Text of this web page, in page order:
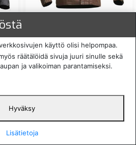
TEKSTIILITAKKIRUSKEA
169,00 € 43 %
ALE
käyttö olisi helpompaa.
räätälöidä sivuja juuri sinulle sekä
ja valikoiman parantamiseksi.
Hyväksy
Lisätietoja